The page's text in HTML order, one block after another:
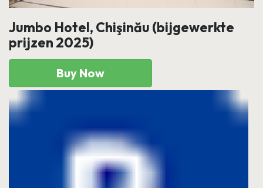
Jumbo Hotel, Chişinău (bijgewerkte
prijzen 2025)
Buy Now